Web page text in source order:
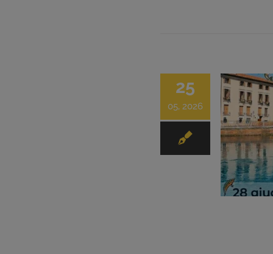
25
05, 2026